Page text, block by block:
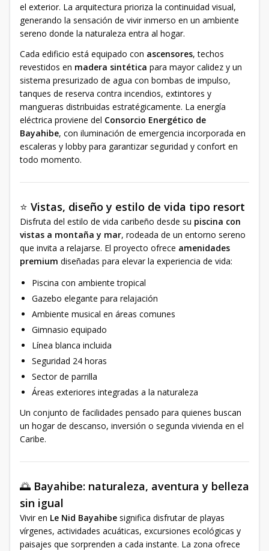
el exterior. La arquitectura prioriza la continuidad visual,
generando la sensación de vivir inmerso en un ambiente
sereno donde la naturaleza entra al hogar.
Cada edificio está equipado con ascensores, techos
revestidos en madera sintética para mayor calidez y un
sistema presurizado de agua con bombas de impulso,
tanques de reserva contra incendios, extintores y
mangueras distribuidas estratégicamente. La energía
eléctrica proviene del Consorcio Energético de
Bayahibe, con iluminación de emergencia incorporada en
escaleras y lobby para garantizar seguridad y confort en
todo momento.
⭐ Vistas, diseño y estilo de vida tipo resort
Disfruta del estilo de vida caribeño desde su piscina con
vistas a montaña y mar, rodeada de un entorno sereno
que invita a relajarse. El proyecto ofrece amenidades
premium diseñadas para elevar la experiencia de vida:
Piscina con ambiente tropical
Gazebo elegante para relajación
Ambiente musical en áreas comunes
Gimnasio equipado
Línea blanca incluida
Seguridad 24 horas
Sector de parrilla
Áreas exteriores integradas a la naturaleza
Un conjunto de facilidades pensado para quienes buscan
un hogar de descanso, inversión o segunda vivienda en el
Caribe.
🌅 Bayahibe: naturaleza, aventura y belleza
sin igual
Vivir en Le Nid Bayahibe significa disfrutar de playas
vírgenes, actividades acuáticas, excursiones ecológicas y
paisajes que sorprenden a cada instante. La zona ofrece